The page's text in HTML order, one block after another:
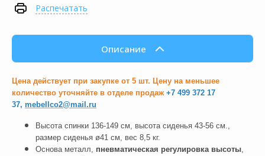
Распечатать
Описание
Цена действует при закупке от 5 шт. Цену на меньшее
количество уточняйте в отделе продаж +7 499 372 17
37, mebellco2@mail.ru
Высота спинки 136-149 см, высота сиденья 43-56 см.,
размер сиденья ø41 см, вес 8,5 кг.
Основа металл, пневматическая регулировка высоты,